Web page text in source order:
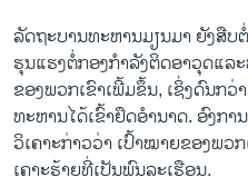
ພາສາຕ່າງໆ
ລັດຖະບານທະຫານມຽນມາ ຍັງສືບ​
ຮຸນແຮງ​ຕໍ່ກອງກໍາລັງຕິດອາວຸດແລ
ຂອງພວກເຂົາ​ເພີ້ມ​ຂຶ້ນ, ເຊິ່ງດົນກ
ທະຫານໄດ້​ເຂົ້າຢຶດອໍານາດ. ອົງກ
ວິເຄາະກ່າວວ່າ ເປົ້າໝາຍຂອງພ
ເຄາະຮ້າຍທີ່ເປັນພົນລະເຮືອນ.